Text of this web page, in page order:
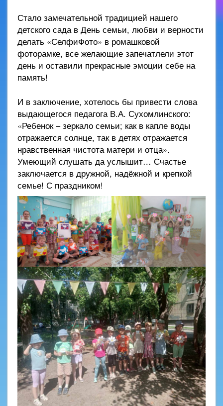
Стало замечательной традицией нашего
детского сада в День семьи, любви и верности
делать «СелфиФото» в ромашковой
фоторамке, все желающие запечатлели этот
день и оставили прекрасные эмоции себе на
память!
И в заключение, хотелось бы привести слова
выдающегося педагога В.А. Сухомлинского:
«Ребенок – зеркало семьи; как в капле воды
отражается солнце, так в детях отражается
нравственная чистота матери и отца».
Умеющий слушать да услышит… Счастье
заключается в дружной, надёжной и крепкой
семье! С праздником!